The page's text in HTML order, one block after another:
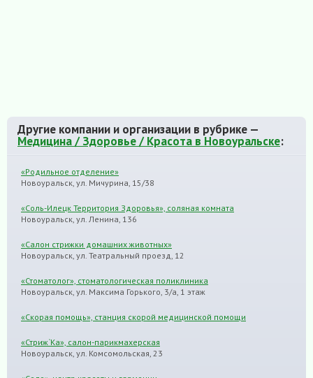
Другие компании и организации в рубрике —
Медицина / Здоровье / Красота в Новоуральске:
«Родильное отделение»
Новоуральск, ул. Мичурина, 15/38
«Соль-Илецк Территория Здоровья», соляная комната
Новоуральск, ул. Ленина, 136
«Салон стрижки домашних животных»
Новоуральск, ул. Театральный проезд, 12
«Стоматолог», стоматологическая поликлиника
Новоуральск, ул. Максима Горького, 3/а, 1 этаж
«Скорая помощь», станция скорой медицинской помощи
«Стриж`Ка», салон-парикмахерская
Новоуральск, ул. Комсомольская, 23